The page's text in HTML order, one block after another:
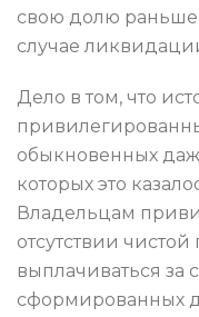
свою долю
случае
Дело в том, что
обыкновенных
которых это
Владельцам
отсутствии
выплачиваться за
сформированных